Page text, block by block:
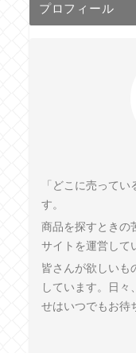
プロフィール
「どこに売って
す。
商品を探すときの
サイトを運営して
皆さんが欲しいも
しています。日
せはいつでもお待